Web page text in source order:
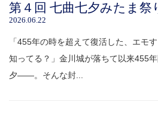
第４回 七曲七夕みたま祭
2026.06.22
「455年の時を超えて復活した、エモ
知ってる？」金川城が落ちて以来455
夕――。そんな封...